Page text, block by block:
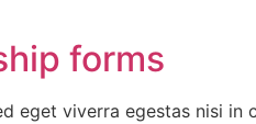
forms
eget viverra egestas nisi in